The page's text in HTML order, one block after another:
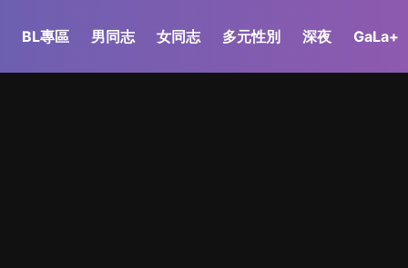
BL專區 男同志 女同志 多元性別 深夜 GaLa+